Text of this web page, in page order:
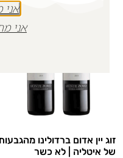
זוג יין אדום ברדולינו
של איטליה | לא כשר
אני
אני